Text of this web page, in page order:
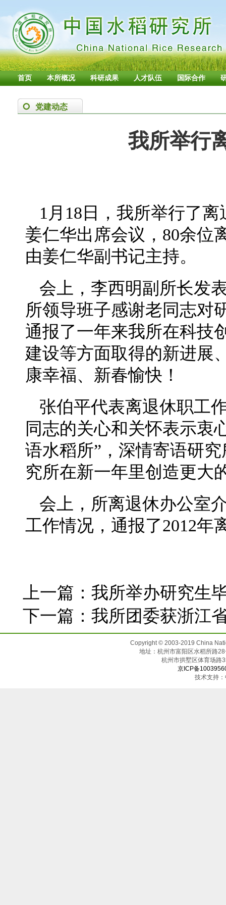
首页 本所概况 科研成果 人才队伍 国际合作
党建动态
我所举行
1月18日，我所举行了
姜仁华出席会议，80余位
由姜仁华副书记主持。
会上，李西明副所长发
所领导班子感谢老同志对
通报了一年来我所在科技
建设等方面取得的新进展
康幸福、新春愉快！
张伯平代表离退休职工
同志的关心和关怀表示衷
语水稻所”，深情寄语研
究所在新一年里创造更大
会上，所离退休办公室
工作情况，通报了2012年
上一篇： 我所举办研究生
下一篇： 我所团委获浙江
Copyright © 2003-2019 China
地址：杭州市富阳区水稻所路
杭州市拱墅区体
京ICP备
技术支持